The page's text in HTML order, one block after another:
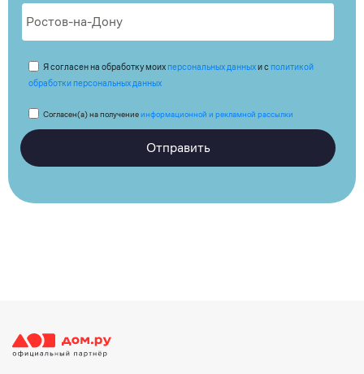
Я согласен на обработку моих персональных данныхи с политикой
обработки персональных данных
Согласен(а) на получениеинформационной и рекламной рассылки
Отправить